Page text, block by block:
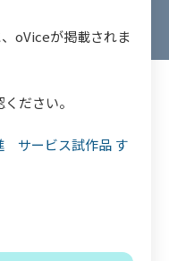
oViceが掲載されま
ださい。
サービス試作品 す